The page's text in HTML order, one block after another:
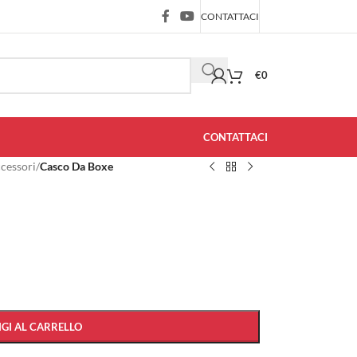
CONTATTACI
€0
CONTATTACI
/Casco Da Boxe
AL CARRELLO